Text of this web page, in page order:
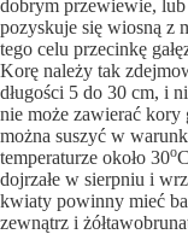
dobrym przewiewie,
pozyskuje się wiosną z
tego celu przecinkę
Korę należy tak
długości 5 do 30 cm, i
nie może zawierać
można su­szyć w
temperaturze około 30o
dojrzałe w sierpniu i
kwiaty powinny mieć
zewnątrz i